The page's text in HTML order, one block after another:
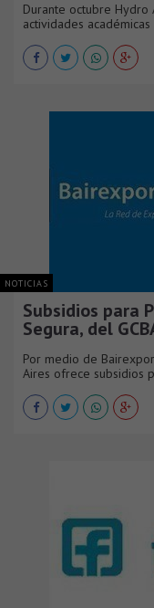
Durante octubre Hydro
actividades
NOTICIAS
Subsidios para
Segura, del
Por medio de
Aires ofrece subsidios